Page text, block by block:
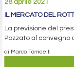
28 aprile 2021
IL MERCATO DEL
La previsione del
Pozzato al convegno
di Marco Torricelli